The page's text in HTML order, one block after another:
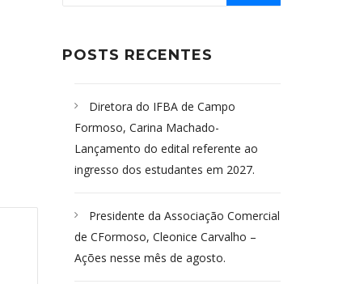
POSTS RECENTES
Diretora do IFBA de Campo
Formoso, Carina Machado-
Lançamento do edital referente ao
ingresso dos estudantes em 2027.
Presidente da Associação Comercial
de CFormoso, Cleonice Carvalho –
Ações nesse mês de agosto.